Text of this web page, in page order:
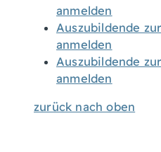
anmelden
Auszubildende
anmelden
Auszubildende
anmelden
zurück nach oben